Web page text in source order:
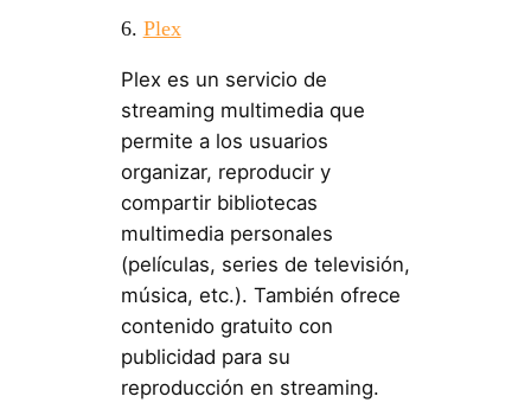
6. Plex
Plex es un servicio de
streaming multimedia que
permite a los usuarios
organizar, reproducir y
compartir bibliotecas
multimedia personales
(películas, series de televisión,
música, etc.). También ofrece
contenido gratuito con
publicidad para su
reproducción en streaming.